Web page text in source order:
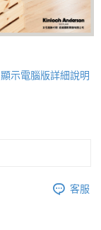
顯示電腦版詳細說明
客服